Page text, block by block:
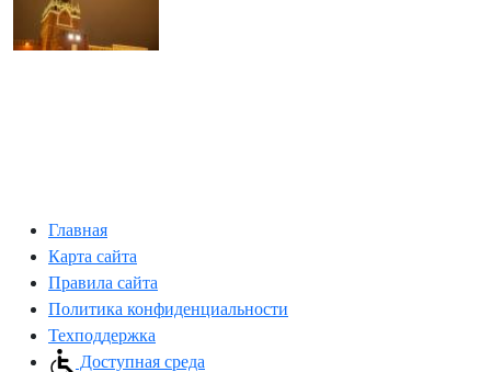
Главная
Карта сайта
Правила сайта
Политика конфиденциальности
Техподдержка
Доступная среда